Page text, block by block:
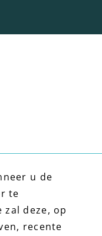
u de
te
deze, op
recente